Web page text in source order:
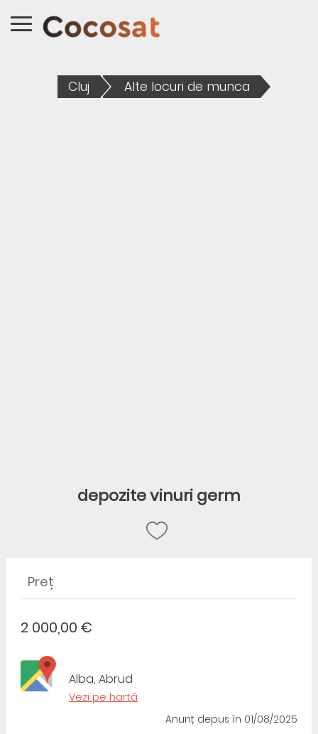
Cluj Alte locuri de munca
depozite vinuri germ
Preț
2 000,00 €
Alba, Abrud
Vezi pe hartă
Anunț depusîn 01/08/2025